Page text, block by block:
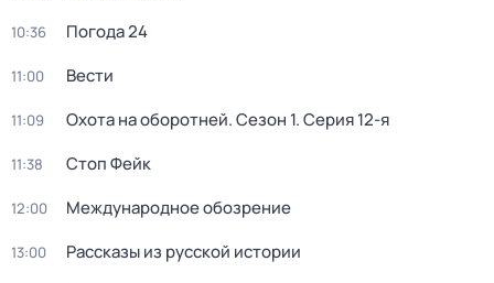
10:36 Погода 24
11:00 Вести
11:09 Охота на оборотней. Сезон 1. Серия 12-я
11:38 Стоп Фейк
12:00 Международное обозрение
13:00 Рассказы из русской истории